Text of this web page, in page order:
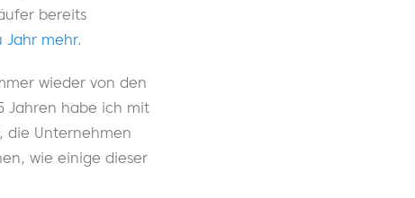
bereits
Jahr mehr.
wieder von den
Jahren habe ich mit
die Unternehmen
wie einige dieser